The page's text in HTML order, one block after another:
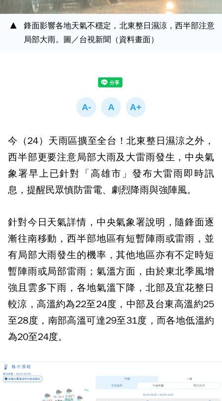
鋒面影響各地天氣不穩定，北東整日濕涼，西半部注意
局部大雨。圖／台視新聞（資料畫面）
今（24）天雨區擴至全台！北東整日濕涼之外，
西半部更要注意局部大雨及大雷雨發生，中央氣
象署早上已針對「高雄市」發布大雷雨即時訊
息，提醒民眾慎防雷電、劇烈降雨與強陣風。
針對今日天氣詳情，中央氣象署說明，隨鋒面逐
漸往南移動，西半部地區有短暫陣雨或雷雨，並
有局部大雨發生的機率，其他地區亦有不定時短
暫陣雨或局部雷雨；氣溫方面，由於東北季風增
強且雲多下雨，各地氣溫下降，北部及宜花整日
較涼，高溫約為22至24度，中部及台東高溫約25
至28度，南部高溫可達29至31度，而各地低溫約
為20至24度。